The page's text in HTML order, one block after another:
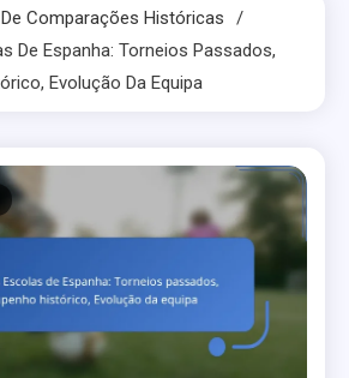
Comparações Históricas
De Espanha: Torneios Passados,
Evolução Da Equipa